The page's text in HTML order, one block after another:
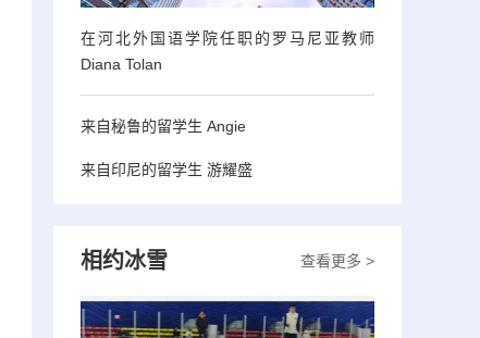
在河北外国语学院任职的罗马尼亚教师
Diana Tolan
来自秘鲁的留学生 Angie
来自印尼的留学生 游耀盛
查看更多 >
相约冰雪